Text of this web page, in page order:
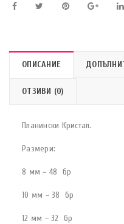
ОПИСАНИЕ
ОТЗИВИ (0)
Планински Кристал.
Размери:
8 мм – 48 бр
10 мм – 38 бр
12 мм – 32 бр